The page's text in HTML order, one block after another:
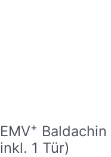
EMV+
inkl. 1 Tür)